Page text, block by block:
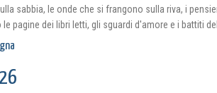
sabbia, le onde che si frangono sulla riva, i
pagine dei libri letti, gli sguardi d'amore e i battiti